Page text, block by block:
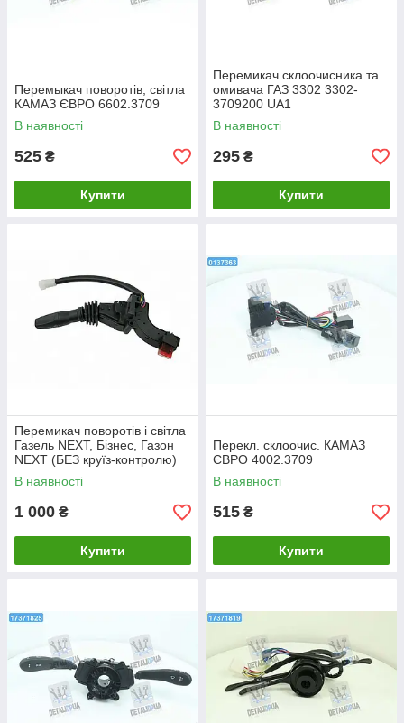
Перемыкач поворотів, світла
КАМАЗ ЄВРО 6602.3709
В наявності
525 ₴
Купити
Перемикач склоочисника та
омивача ГАЗ 3302 3302-
3709200 UA1
В наявності
295 ₴
Купити
Перемикач поворотів і світла
Газель NEXT, Бізнес, Газон
NEXT (БЕЗ круїз-контролю)
(пр.о PSG)
В наявності
1 000 ₴
Купити
Перекл. склоочис. КАМАЗ
ЄВРО 4002.3709
В наявності
515 ₴
Купити